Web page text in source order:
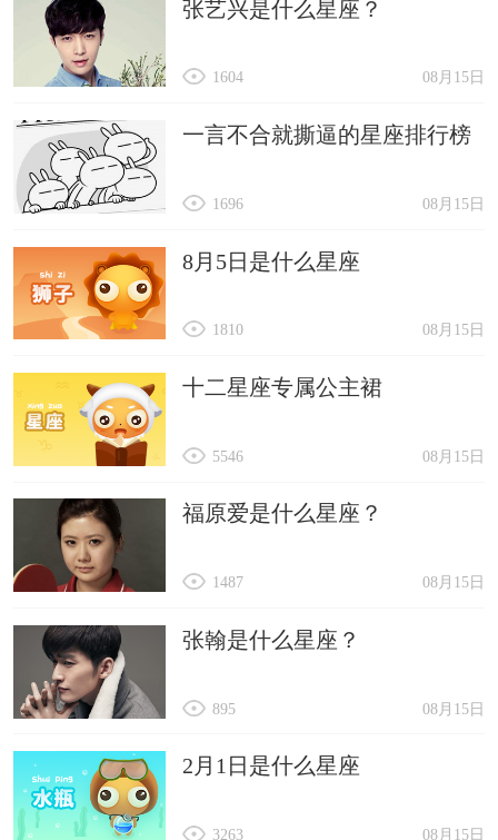
张艺兴是什么星座？
08月15日
1604
一言不合就撕逼的星座排行榜
08月15日
1696
8月5日是什么星座
08月15日
1810
十二星座专属公主裙
08月15日
5546
福原爱是什么星座？
08月15日
1487
张翰是什么星座？
08月15日
895
2月1日是什么星座
08月15日
3263